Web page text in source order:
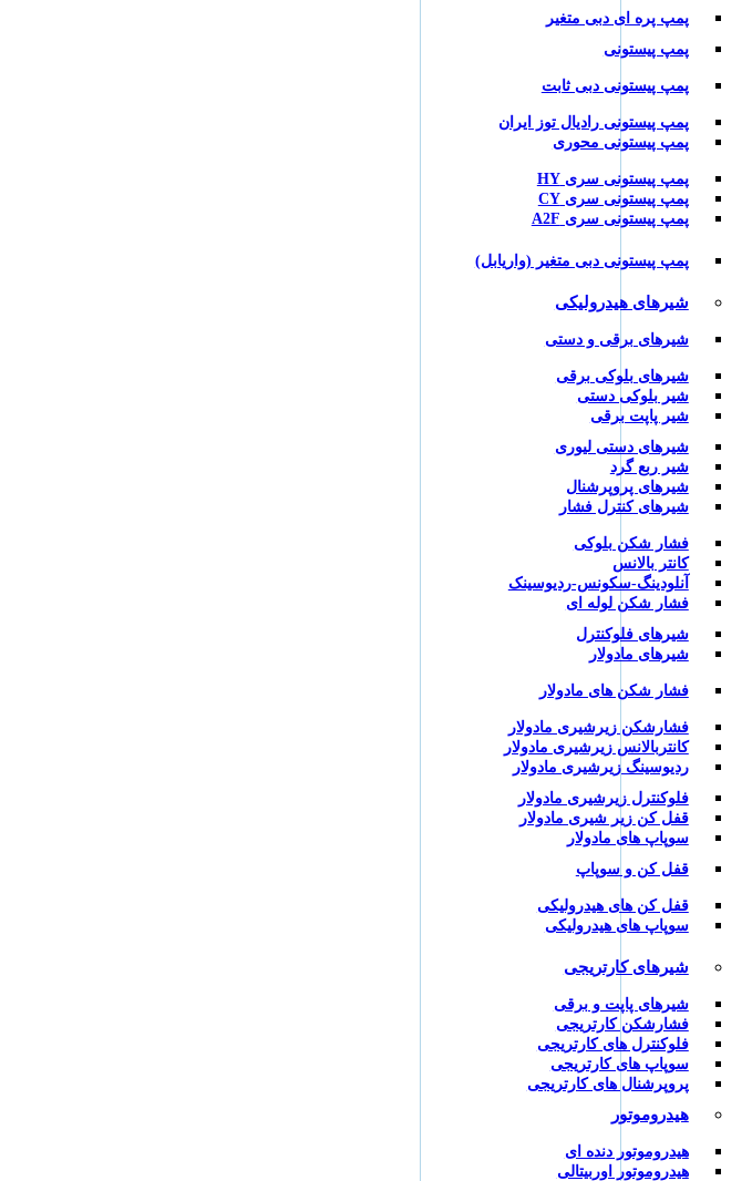
پمپ پره ای دبی متغیر
پمپ پیستونی
پمپ پیستونی دبی ثابت
پمپ پیستونی رادیال توز ایران
پمپ پیستونی محوری
پمپ پیستونی سری HY
پمپ پیستونی سری CY
پمپ پیستونی سری A2F
پمپ پیستونی دبی متغیر (واریابل)
شیرهای هیدرولیکی
شیرهای برقی و دستی
شیرهای بلوکی برقی
شیر بلوکی دستی
شیر پاپت برقی
شیرهای دستی لیوری
شیر ربع گرد
شیرهای پروپرشنال
شیرهای کنترل فشار
فشار شکن بلوکی
کانتر بالانس
آنلودینگ-سکونس-ردیوسینک
فشار شکن لوله ای
شیرهای فلوکنترل
شیرهای مادولار
فشار شکن های مادولار
فشارشکن زیرشیری مادولار
کانتربالانس زیرشیری مادولار
ردیوسینگ زیرشیری مادولار
فلوکنترل زیرشیری مادولار
قفل کن زیر شیری مادولار
سوپاپ های مادولار
قفل کن و سوپاپ
قفل کن های هیدرولیکی
سوپاپ های هیدرولیکی
شیرهای کارتریجی
شیرهای پاپت و برقی
فشارشکن کارتریجی
فلوکنترل های کارتریجی
سوپاپ های کارتریجی
پروپرشنال های کارتریجی
هیدروموتور
هیدروموتور دنده ای
هیدروموتور اوربیتالی